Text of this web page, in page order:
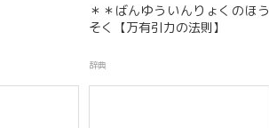
＊＊ばんゆういんりょくのほう
そく【万有引力の法則】
辞典